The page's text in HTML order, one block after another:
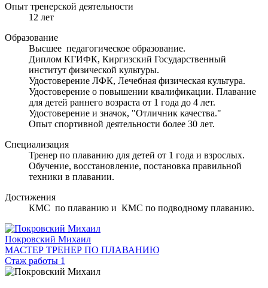
Опыт тренерской деятельности
12 лет
Образование
Высшее педагогическое образование.
Диплом КГИФК, Киргизский Государственный
институт физической культуры.
Удостоверение ЛФК, Лечебная физическая культура.
Удостоверение о повышении квалификации. Плавание
для детей раннего возраста от 1 года до 4 лет.
Удостоверение и значок, "Отличник качества."
Опыт спортивной деятельности более 30 лет.
Специализация
Тренер по плаванию для детей от 1 года и взрослых.
Обучение, восстановление, постановка правильной
техники в плавании.
Достижения
КМС по плаванию и КМС по подводному плаванию.
Покровский Михаил
МАСТЕР ТРЕНЕР ПО ПЛАВАНИЮ
Стаж работы 1